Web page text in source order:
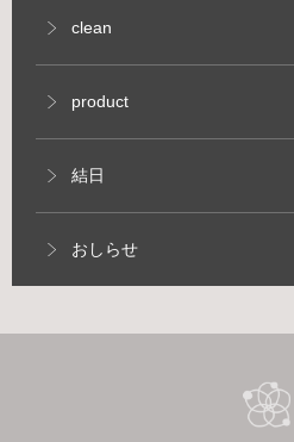
clean
product
結日
おしらせ